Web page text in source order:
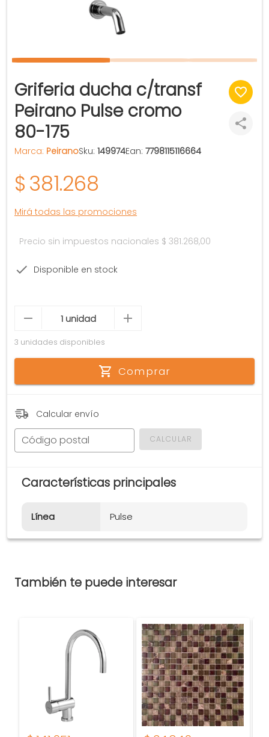
Griferia ducha c/transf
Peirano Pulse cromo
80-175
Marca: PeiranoSku: 149974Ean: 7798115116664
$381.268
Mirá todas las promociones
Precio sin impuestos nacionales $ 381.268,00
Disponible en stock
3 unidades disponibles
Comprar
Calcular envío
Código postal CALCULAR
Características principales
Línea Pulse
También te puede interesar